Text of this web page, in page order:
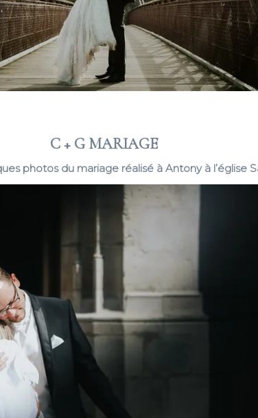
C + G MARIAGE
photos du mariage réalisé à Antony à l’église